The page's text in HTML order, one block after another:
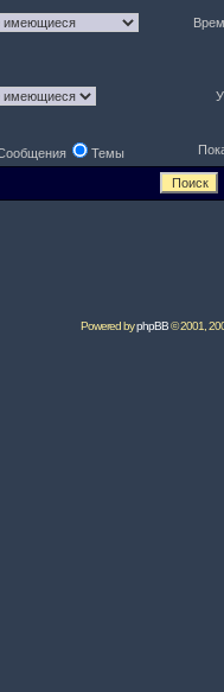
Темы
Powered byphpBB© 2001,